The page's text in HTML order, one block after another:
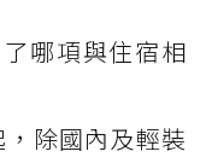
哪項與住宿相
除國內及輕裝